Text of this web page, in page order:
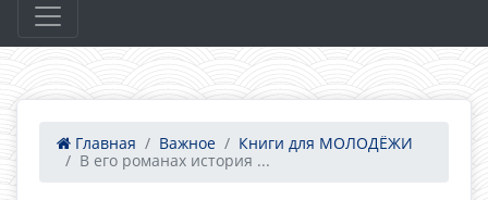
Главная Важное
Книги для МОЛОДЁЖИ
В его романах история ...